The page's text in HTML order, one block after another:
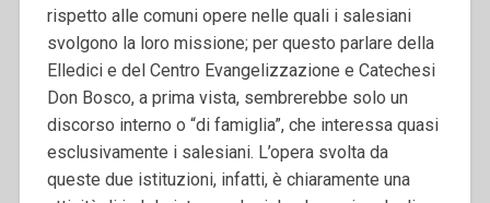
rispetto alle comuni opere nelle quali i salesiani
svolgono la loro missione; per questo parlare della
Elledici e del Centro Evangelizzazione e Catechesi
Don Bosco, a prima vista, sembrerebbe solo un
discorso interno o “di famiglia”, che interessa quasi
esclusivamente i salesiani. L’opera svolta da
queste due istituzioni, infatti, è chiaramente una